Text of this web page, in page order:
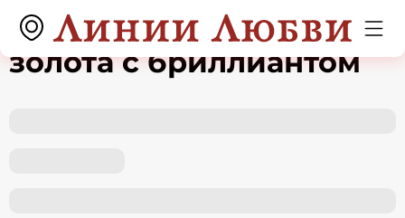
Серьги из красного
золота с бриллиантом